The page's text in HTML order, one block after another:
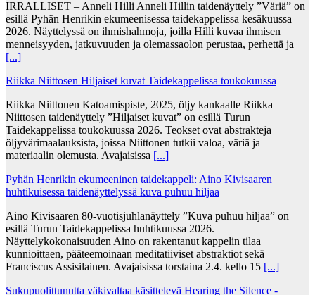
IRRALLISET – Anneli Hilli Anneli Hillin taidenäyttely ”Väriä” on
esillä Pyhän Henrikin ekumeenisessa taidekappelissa kesäkuussa
2026. Näyttelyssä on ihmishahmoja, joilla Hilli kuvaa ihmisen
menneisyyden, jatkuvuuden ja olemassaolon perustaa, perhettä ja
[...]
Riikka Niittosen Hiljaiset kuvat Taidekappelissa toukokuussa
Riikka Niittonen Katoamispiste, 2025, öljy kankaalle Riikka
Niittosen taidenäyttely ”Hiljaiset kuvat” on esillä Turun
Taidekappelissa toukokuussa 2026. Teokset ovat abstrakteja
öljyvärimaalauksista, joissa Niittonen tutkii valoa, väriä ja
materiaalin olemusta. Avajaisissa [...]
Pyhän Henrikin ekumeeninen taidekappeli: Aino Kivisaaren
huhtikuisessa taidenäyttelyssä kuva puhuu hiljaa
Aino Kivisaaren 80-vuotisjuhlanäyttely ”Kuva puhuu hiljaa” on
esillä Turun Taidekappelissa huhtikuussa 2026.
Näyttelykokonaisuuden Aino on rakentanut kappelin tilaa
kunnioittaen, pääteemoinaan meditatiiviset abstraktiot sekä
Franciscus Assisilainen. Avajaisissa torstaina 2.4. kello 15 [...]
Sukupuolittunutta väkivaltaa käsittelevä Hearing the Silence -